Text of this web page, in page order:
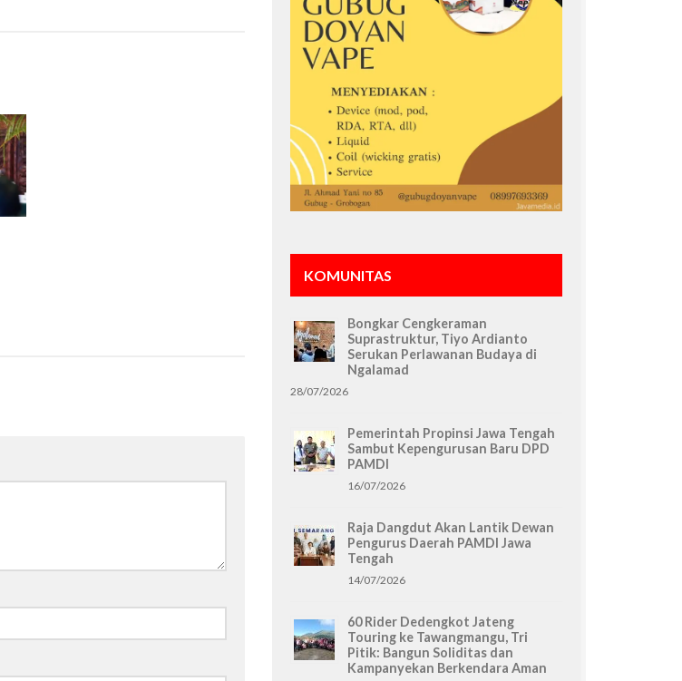
KOMUNITAS
Bongkar Cengkeraman
Suprastruktur, Tiyo Ardianto
Serukan Perlawanan Budaya di
Ngalamad
28/07/2026
Pemerintah Propinsi Jawa Tengah
Sambut Kepengurusan Baru DPD
PAMDI
16/07/2026
Raja Dangdut Akan Lantik Dewan
Pengurus Daerah PAMDI Jawa
Tengah
14/07/2026
60 Rider Dedengkot Jateng
Touring ke Tawangmangu, Tri
Pitik: Bangun Soliditas dan
Kampanyekan Berkendara Aman